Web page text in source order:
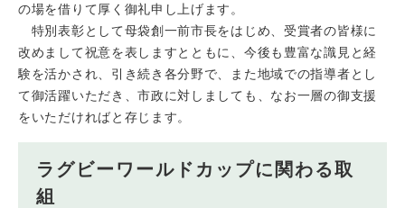
の場を借りて厚く御礼申し上げます。
特別表彰として母袋創一前市長をはじめ、受賞者の皆様に
改めまして祝意を表しますとともに、今後も豊富な識見と経
験を活かされ、引き続き各分野で、また地域での指導者とし
て御活躍いただき、市政に対しましても、なお一層の御支援
をいただければと存じます。
ラグビーワールドカップに関わる取
組